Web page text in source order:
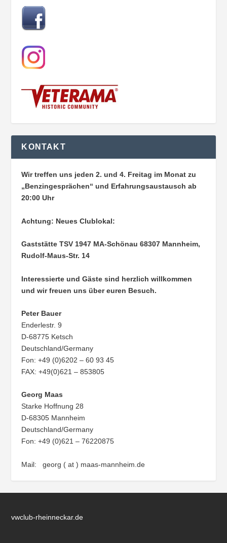
KONTAKT
Wir treffen uns jeden 2. und 4. Freitag im Monat zu
„Benzingesprächen“ und Erfahrungsaustausch ab
20:00 Uhr
Achtung: Neues Clublokal:
Gaststätte TSV 1947 MA-Schönau68307 Mannheim,
Rudolf-Maus-Str. 14
Interessierte und Gäste sind herzlich willkommen
und wir freuen uns über euren Besuch.
Peter Bauer
Enderlestr. 9
D-68775 Ketsch
Deutschland/Germany
Fon: +49 (0)6202 – 60 93 45
FAX: +49(0)621 – 853805
Georg Maas
Starke Hoffnung 28
D-68305 Mannheim
Deutschland/Germany
Fon: +49 (0)621 – 76220875
Mail: georg ( at ) maas-mannheim.de
vwclub-rheinneckar.de